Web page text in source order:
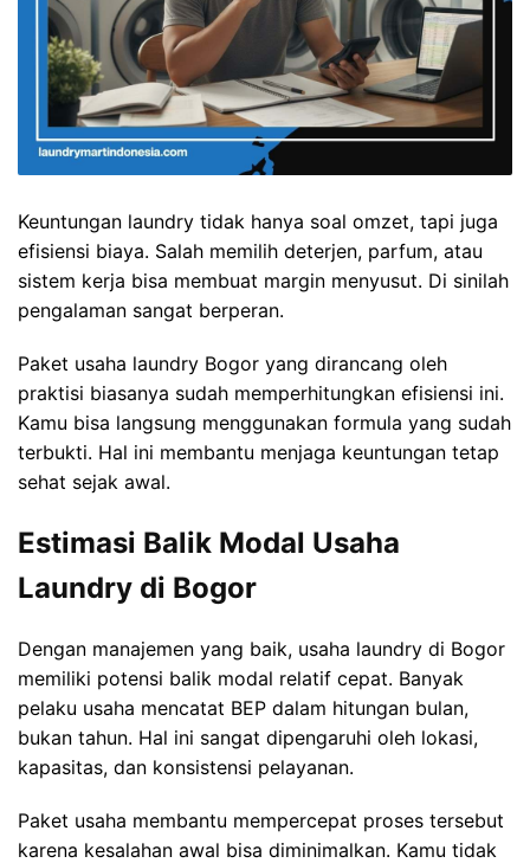
Keuntungan laundry tidak hanya soal omzet, tapi juga
efisiensi biaya. Salah memilih deterjen, parfum, atau
sistem kerja bisa membuat margin menyusut. Di sinilah
pengalaman sangat berperan.
Paket usaha laundry Bogor yang dirancang oleh
praktisi biasanya sudah memperhitungkan efisiensi ini.
Kamu bisa langsung menggunakan formula yang sudah
terbukti. Hal ini membantu menjaga keuntungan tetap
sehat sejak awal.
Estimasi Balik Modal Usaha
Laundry di Bogor
Dengan manajemen yang baik, usaha laundry di Bogor
memiliki potensi balik modal relatif cepat. Banyak
pelaku usaha mencatat BEP dalam hitungan bulan,
bukan tahun. Hal ini sangat dipengaruhi oleh lokasi,
kapasitas, dan konsistensi pelayanan.
Paket usaha membantu mempercepat proses tersebut
karena kesalahan awal bisa diminimalkan. Kamu tidak